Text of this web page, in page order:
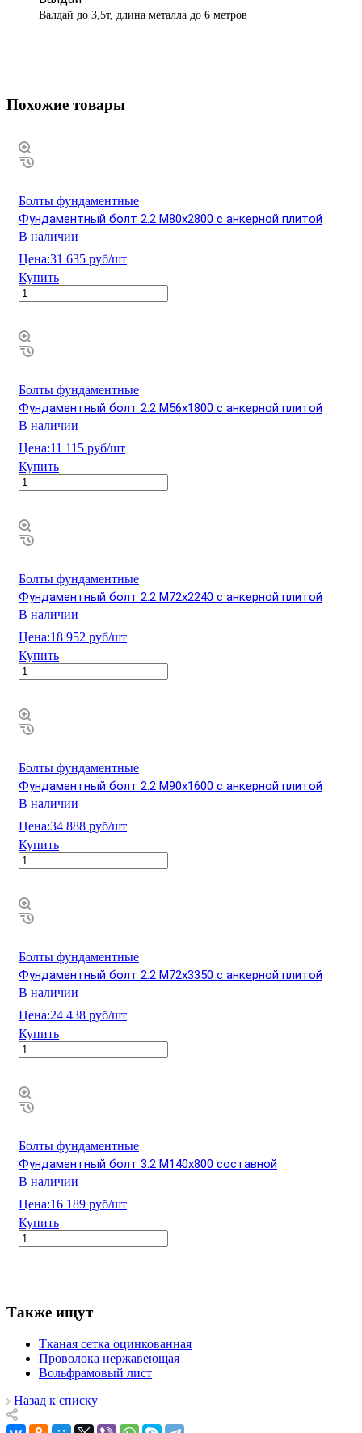
Валдай до 3,5т, длина металла до 6 метров
Похожие товары
Болты фундаментные
Фундаментный болт 2.2 М80х2800 с анкерной плитой
В наличии
Цена:31 635 руб/шт
Купить
Болты фундаментные
Фундаментный болт 2.2 М56х1800 с анкерной плитой
В наличии
Цена:11 115 руб/шт
Купить
Болты фундаментные
Фундаментный болт 2.2 М72х2240 с анкерной плитой
В наличии
Цена:18 952 руб/шт
Купить
Болты фундаментные
Фундаментный болт 2.2 М90х1600 с анкерной плитой
В наличии
Цена:34 888 руб/шт
Купить
Болты фундаментные
Фундаментный болт 2.2 М72х3350 с анкерной плитой
В наличии
Цена:24 438 руб/шт
Купить
Болты фундаментные
Фундаментный болт 3.2 М140х800 составной
В наличии
Цена:16 189 руб/шт
Купить
Также ищут
Тканая сетка оцинкованная
Проволока нержавеющая
Вольфрамовый лист
Назад к списку